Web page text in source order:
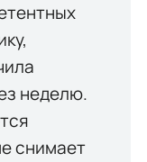
неделю.
снимает